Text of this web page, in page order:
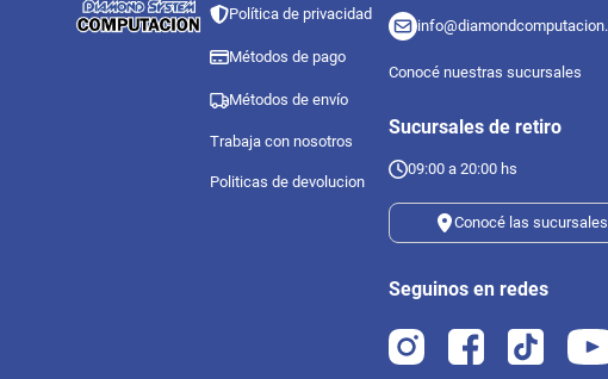
Política de privacidad
Métodos de pago
Métodos de envío
Trabaja con nosotros
Politicas de devolucion
Conocé nuestras sucursales
Sucursales de retiro
09:00 a 20:00 hs
Conocé las sucursales
Seguinos en redes